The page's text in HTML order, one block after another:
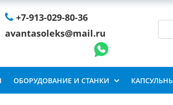
+7-913-029-80-36
avantasoleks@mail.ru
ОБОРУДОВАНИЕ И СТАНКИ